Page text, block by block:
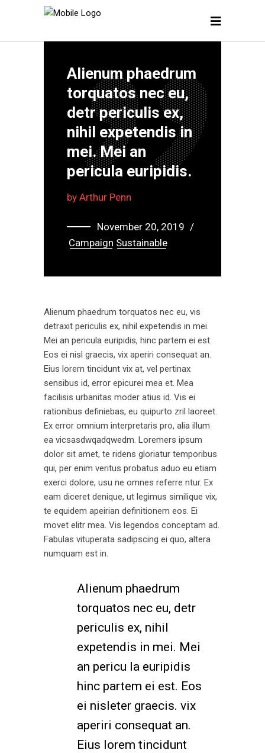
”
Alienum phaedrum
torquatos nec eu,
detr periculis ex,
nihil expetendis in
mei. Mei an
pericula euripidis.
by Arthur Penn
November 20, 2019
Campaign Sustainable
Alienum phaedrum torquatos nec eu, vis
detraxit periculis ex, nihil expetendis in mei.
Mei an pericula euripidis, hinc partem ei est.
Eos ei nisl graecis, vix aperiri consequat an.
Eius lorem tincidunt vix at, vel pertinax
sensibus id, error epicurei mea et. Mea
facilisis urbanitas moder atius id. Vis ei
rationibus definiebas, eu quipurto zril laoreet.
Ex error omnium interpretaris pro, alia illum
ea vicsasdwqadqwedm. Loremers ipsum
dolor sit amet, te ridens gloriatur temporibus
qui, per enim veritus probatus aduo eu etiam
exerci dolore, usu ne omnes referre ntur. Ex
eam diceret denique, ut legimus similique vix,
te equidem apeirian definitionem eos. Ei
movet elitr mea. Vis legendos conceptam ad.
Fabulas vituperata sadipscing ei quo, altera
numquam est in.
Alienum phaedrum
torquatos nec eu, detr
periculis ex, nihil
expetendis in mei. Mei
an pericu la euripidis
hinc partem ei est. Eos
ei nisleter graecis. vix
aperiri consequat an.
Eius lorem tincidunt